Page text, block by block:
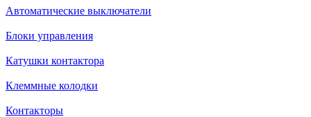
Автоматические выключатели
Блоки управления
Катушки контактора
Клеммные колодки
Контакторы